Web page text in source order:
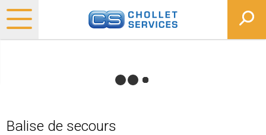
Balise de secours